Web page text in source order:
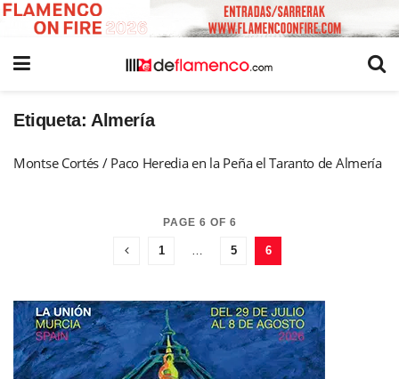
Etiqueta: Almería
Montse Cortés / Paco Heredia en la Peña el Taranto de Almería
PAGE 6 OF 6
1 5 6